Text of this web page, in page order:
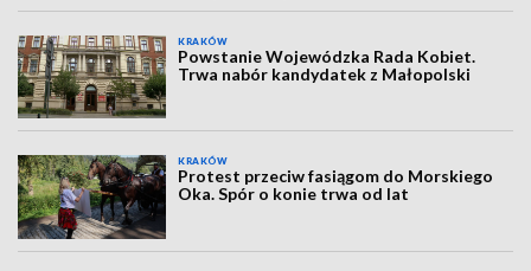
KRAKÓW
Powstanie Wojewódzka Rada Kobiet.
Trwa nabór kandydatek z Małopolski
KRAKÓW
Protest przeciw fasiągom do Morskiego
Oka. Spór o konie trwa od lat